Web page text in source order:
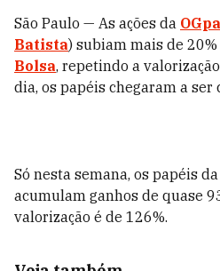
São Paulo — As ações da
Batista) subiam mais de
Bolsa, repetindo a
dia, os papéis chegaram a ser
Só nesta semana, os papéis
acumulam ganhos de quase
valorização é de 126%.